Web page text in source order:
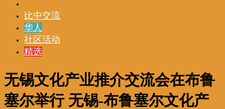
比中交流
华人
社区活动
精选
无锡文化产业推介交流会在布鲁
塞尔举行 无锡-布鲁塞尔文化产